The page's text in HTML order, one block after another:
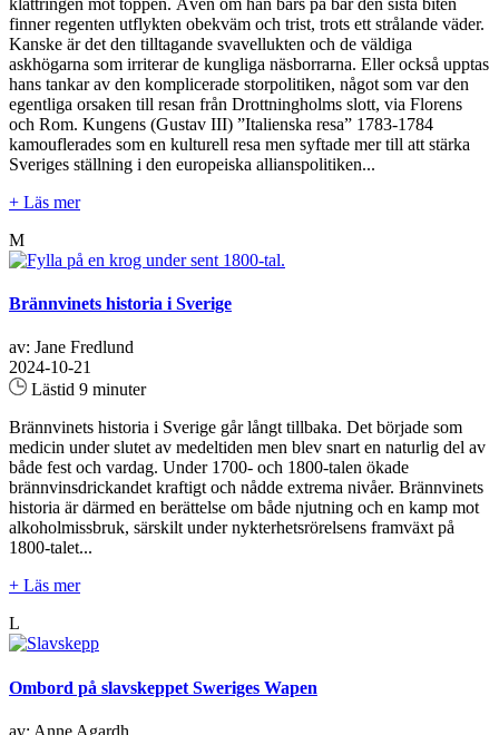
klättringen mot toppen. Även om han bärs på bår den sista biten
finner regenten utflykten obekväm och trist, trots ett strålande väder.
Kanske är det den tilltagande svavellukten och de väldiga
askhögarna som irriterar de kungliga näsborrarna. Eller också upptas
hans tankar av den komplicerade storpolitiken, något som var den
egentliga orsaken till resan från Drottningholms slott, via Florens
och Rom. Kungens (Gustav III) ”Italienska resa” 1783-1784
kamouflerades som en kulturell resa men syftade mer till att stärka
Sveriges ställning i den europeiska allianspolitiken...
+ Läs mer
M
Brännvinets historia i Sverige
av: Jane Fredlund
2024-10-21
Lästid 9 minuter
Brännvinets historia i Sverige går långt tillbaka. Det började som
medicin under slutet av medeltiden men blev snart en naturlig del av
både fest och vardag. Under 1700- och 1800-talen ökade
brännvinsdrickandet kraftigt och nådde extrema nivåer. Brännvinets
historia är därmed en berättelse om både njutning och en kamp mot
alkoholmissbruk, särskilt under nykterhetsrörelsens framväxt på
1800-talet...
+ Läs mer
L
Ombord på slavskeppet Sweriges Wapen
av: Anne Agardh